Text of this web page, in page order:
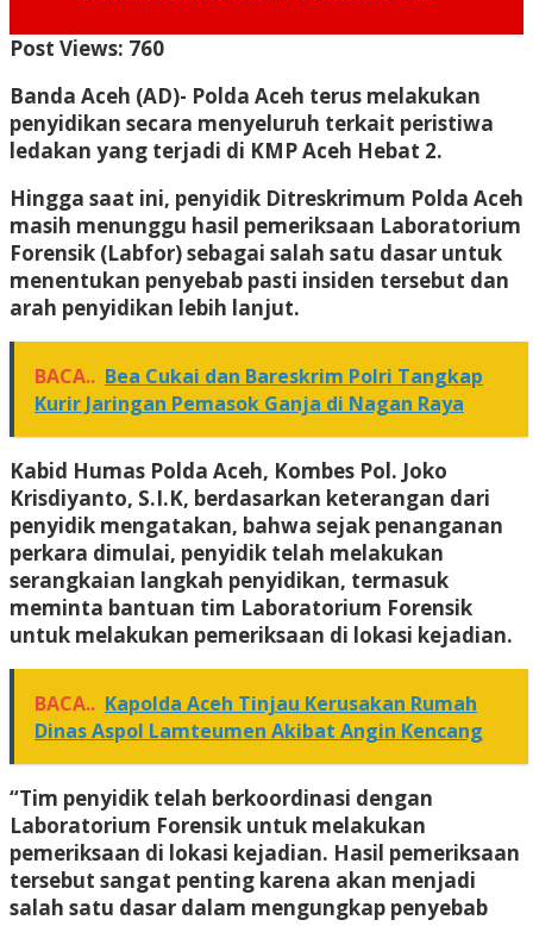
Post Views: 760
Banda Aceh (AD)- Polda Aceh terus melakukan
penyidikan secara menyeluruh terkait peristiwa
ledakan yang terjadi di KMP Aceh Hebat 2.
Hingga saat ini, penyidik Ditreskrimum Polda Aceh
masih menunggu hasil pemeriksaan Laboratorium
Forensik (Labfor) sebagai salah satu dasar untuk
menentukan penyebab pasti insiden tersebut dan
arah penyidikan lebih lanjut.
BACA.. Bea Cukai dan Bareskrim Polri Tangkap
Kurir Jaringan Pemasok Ganja di Nagan Raya
Kabid Humas Polda Aceh, Kombes Pol. Joko
Krisdiyanto, S.I.K, berdasarkan keterangan dari
penyidik mengatakan, bahwa sejak penanganan
perkara dimulai, penyidik telah melakukan
serangkaian langkah penyidikan, termasuk
meminta bantuan tim Laboratorium Forensik
untuk melakukan pemeriksaan di lokasi kejadian.
BACA.. Kapolda Aceh Tinjau Kerusakan Rumah
Dinas Aspol Lamteumen Akibat Angin Kencang
“Tim penyidik telah berkoordinasi dengan
Laboratorium Forensik untuk melakukan
pemeriksaan di lokasi kejadian. Hasil pemeriksaan
tersebut sangat penting karena akan menjadi
salah satu dasar dalam mengungkap penyebab